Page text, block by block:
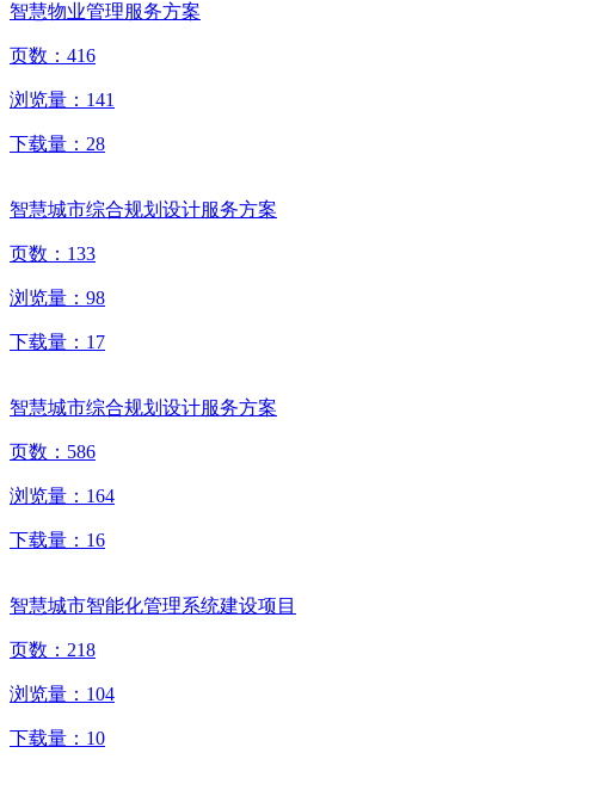
智慧物业管理服务方案
页数： 416
浏览量： 141
下载量： 28
智慧城市综合规划设计服务方案
页数： 133
浏览量： 98
下载量： 17
智慧城市综合规划设计服务方案
页数： 586
浏览量： 164
下载量： 16
智慧城市智能化管理系统建设项目
页数： 218
浏览量： 104
下载量： 10